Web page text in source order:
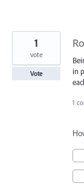
in
1
vote
Vote
1